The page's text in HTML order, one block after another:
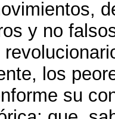
y no
los
su